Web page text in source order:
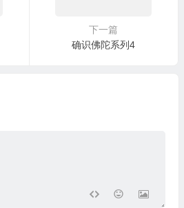
下一篇
确识佛陀系列4